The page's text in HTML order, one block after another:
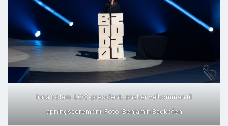
Irina Solem, LOC-president, ønsker velkommen til
åpningsseremoni. Foto: Benjamin Backofen